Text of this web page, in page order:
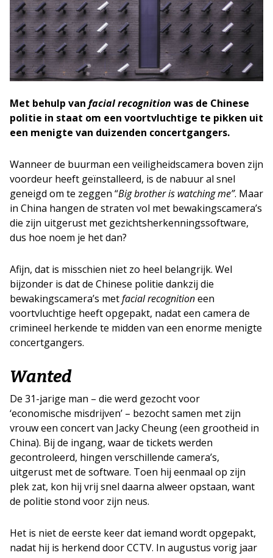
Met behulp van facial recognition was de Chinese
politie in staat om een voortvluchtige te pikken uit
een menigte van duizenden concertgangers.
Wanneer de buurman een veiligheidscamera boven zijn
voordeur heeft geïnstalleerd, is de nabuur al snel
geneigd om te zeggen “Big brother is watching me”. Maar
in China hangen de straten vol met bewakingscamera’s
die zijn uitgerust met gezichtsherkenningssoftware,
dus hoe noem je het dan?
Afijn, dat is misschien niet zo heel belangrijk. Wel
bijzonder is dat de Chinese politie dankzij die
bewakingscamera’s metfacial recognitioneen
voortvluchtige heeft opgepakt, nadat een camera de
crimineel herkende te midden van een enorme menigte
concertgangers.
Wanted
De 31-jarige man – die werd gezocht voor
‘economische misdrijven’ – bezocht samen met zijn
vrouw een concert van Jacky Cheung (een grootheid in
China). Bij de ingang, waar de tickets werden
gecontroleerd, hingen verschillende camera’s,
uitgerust met de software. Toen hij eenmaal op zijn
plek zat, kon hij vrij snel daarna alweer opstaan, want
de politie stond voor zijn neus.
Het is niet de eerste keer dat iemand wordt opgepakt,
nadat hij is herkend door CCTV. In augustus vorig jaar